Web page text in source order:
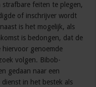
feiten te plegen,
of inschrijver wordt
is het mogelijk, als
is bedongen, dat de
genoemde
volgen. Bibob-
gedaan naar een
dienst in het bestek als